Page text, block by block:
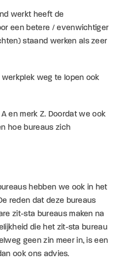
werkt heeft de
een betere / evenwichtiger
staand werken als zeer
weg te lopen ook
en merk Z. Doordat we ook
hoe bureaus zich
hebben we ook in het
reden dat deze bureaus
zit-sta bureaus maken na
die het zit-sta bureau
geen zin meer in, is een
ook ons advies.